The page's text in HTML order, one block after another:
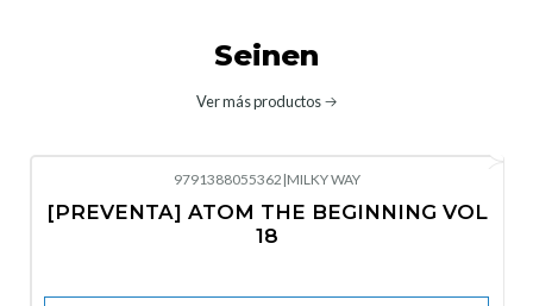
Seinen
Ver más productos
9791388055362 |MILKY WAY
[PREVENTA] ATOM THE BEGINNING VOL
18